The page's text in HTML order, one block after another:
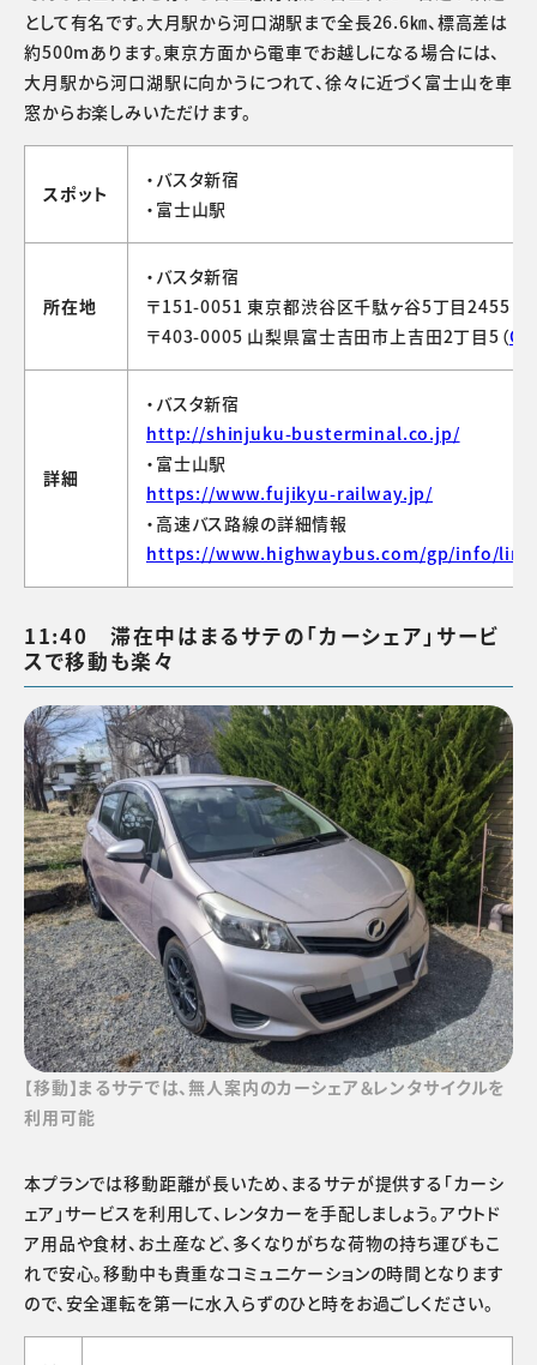
として有名です。大月駅から河口湖駅まで全長26.6㎞、標高差は
約500mあります。東京方面から電車でお越しになる場合には、
大月駅から河口湖駅に向かうにつれて、徐々に近づく富士山を車
窓からお楽しみいただけます。
スポット
・バスタ新宿
・富士山駅
所在地
・バスタ新宿
〒151-0051 東京都渋谷区千駄ヶ谷5丁目2455（
〒403-0005 山梨県富士吉田市上吉田2丁目5（
詳細
・バスタ新宿
http://shinjuku-busterminal.co.jp/
・富士山駅
https://www.fujikyu-railway.jp/
・高速バス路線の詳細情報
https://www.highwaybus.com/gp/info/
11:40 滞在中はまるサテの「カーシェア」サービ
スで移動も楽々
【移動】まるサテでは、無人案内のカーシェア＆レンタサイクルを
利用可能
本プランでは移動距離が長いため、まるサテが提供する「カーシ
ェア」サービスを利用して、レンタカーを手配しましょう。アウトド
ア用品や食材、お土産など、多くなりがちな荷物の持ち運びもこ
れで安心。移動中も貴重なコミュニケーションの時間となります
ので、安全運転を第一に水入らずのひと時をお過ごしください。